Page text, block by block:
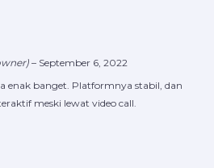
– September 6, 2022
enak banget. Platformnya stabil, dan
meski lewat video call.